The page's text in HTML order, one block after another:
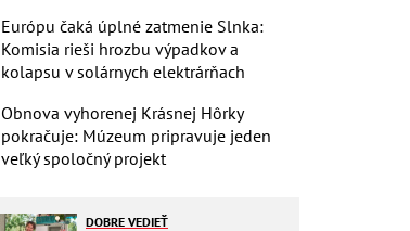
Európu čaká úplné zatmenie Slnka:
Komisia rieši hrozbu výpadkov a
kolapsu v solárnych elektrárňach
Obnova vyhorenej Krásnej Hôrky
pokračuje: Múzeum pripravuje jeden
veľký spoločný projekt
DOBRE VEDIEŤ